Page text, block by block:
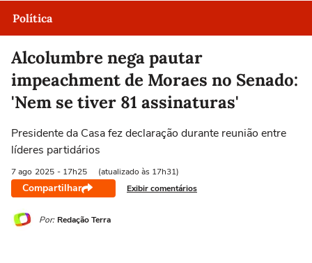
Política
Alcolumbre nega pautar
impeachment de Moraes no Senado:
'Nem se tiver 81 assinaturas'
Presidente da Casa fez declaração durante reunião entre
líderes partidários
7 ago 2025 - 17h25 (atualizado às 17h31)
Compartilhar Exibir comentários
Por: Redação Terra